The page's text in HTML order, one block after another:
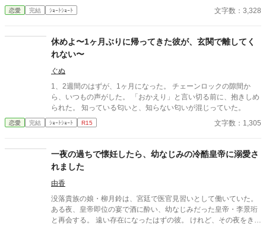
恋愛 完結 ｼｮｰﾄｼｮｰﾄ 文字数：3,328
休めよ〜1ヶ月ぶりに帰ってきた彼が、玄関で離してく
れない〜
ぐぬ
1、2週間のはずが、1ヶ月になった。 チェーンロックの隙間か
ら、いつもの声がした。 「おかえり」と言い切る前に、抱きしめ
られた。 知っている匂いと、知らない匂いが混じっていた。
恋愛 完結 ｼｮｰﾄｼｮｰﾄ R15 文字数：1,305
一夜の過ちで懐妊したら、幼なじみの冷酷皇帝に溺愛さ
れました
由香
没落貴族の娘・柳月鈴は、宮廷で医官見習いとして働いていた。
ある夜、皇帝即位の宴で酒に酔い、幼なじみだった皇帝・李景珩
と再会する。 遠い存在になったはずの彼。 けれど、その夜をきっ